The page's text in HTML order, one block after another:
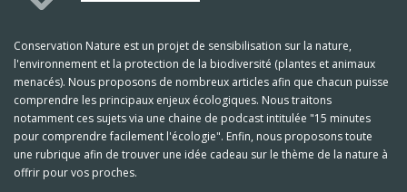
Conservation Nature est un projet de sensibilisation sur la nature,
l'environnement et la protection de la biodiversité (plantes et animaux
menacés). Nous proposons de nombreux articles afin que chacun puisse
comprendre les principaux enjeux écologiques. Nous traitons
notamment ces sujets via une chaine de podcast intitulée "15 minutes
pour comprendre facilement l'écologie". Enfin, nous proposons toute
une rubrique afin de trouver une idée cadeau sur le thème de la nature à
offrir pour vos proches.